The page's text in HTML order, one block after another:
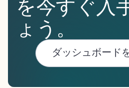
を今すぐ入
ょう。
ダッシュボード